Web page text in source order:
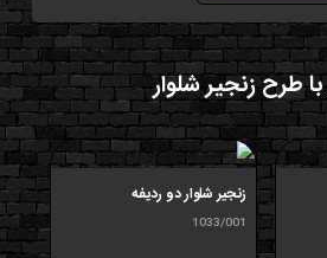
طرح زنجیر شلوار
زنجیر شلوار دو ردیفه
1033/001